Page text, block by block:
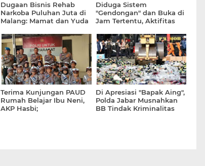
Dugaan Bisnis Rehab
Narkoba Puluhan Juta di
Malang: Mamat dan Yuda
Oknum APH Hingga
Aliran Dana Rekondisi
Diduga Sistem
"Gendongan" dan Buka di
Jam Tertentu, Aktifitas
Jalan Terusan Kopo
Cirangrang
Terima Kunjungan PAUD
Rumah Belajar Ibu Neni,
AKP Hasbi;
Di Apresiasi "Bapak Aing",
Polda Jabar Musnahkan
BB Tindak Kriminalitas